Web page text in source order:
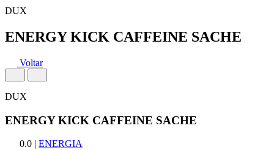
DUX
ENERGY KICK CAFFEINE SACHE
Voltar
DUX
ENERGY KICK CAFFEINE SACHE
0.0 | ENERGIA